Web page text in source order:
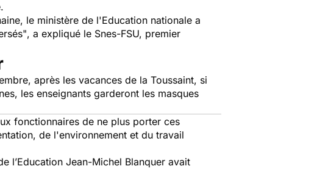
le ministère de l'Education nationale a
, a expliqué le Snes-FSU, premier
après les vacances de la Toussaint, si
les enseignants garderont les masques
fonctionnaires de ne plus porter ces
de l'environnement et du travail
l’Education Jean-Michel Blanquer avait